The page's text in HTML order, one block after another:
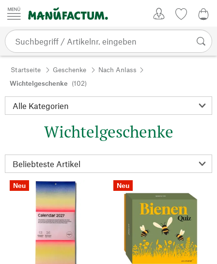
Zum Inhalt springen
Startseite Geschenke
Nach Anlass
Wichtelgeschenke (102)
Wichtelgeschenke
Neu Neu